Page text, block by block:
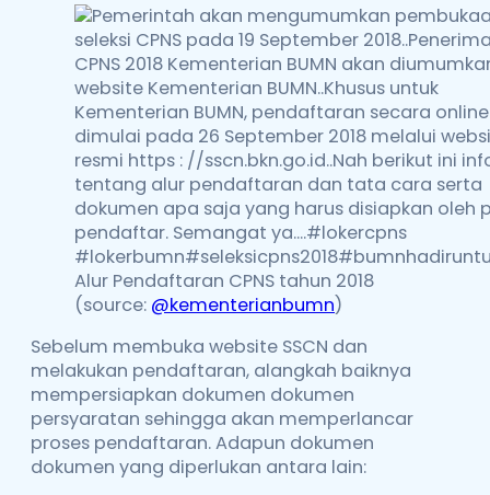
Alur Pendaftaran CPNS tahun 2018
(source: @kementerianbumn)
Sebelum membuka website SSCN dan
melakukan pendaftaran, alangkah baiknya
mempersiapkan dokumen dokumen
persyaratan sehingga akan memperlancar
proses pendaftaran. Adapun dokumen
dokumen yang diperlukan antara lain: